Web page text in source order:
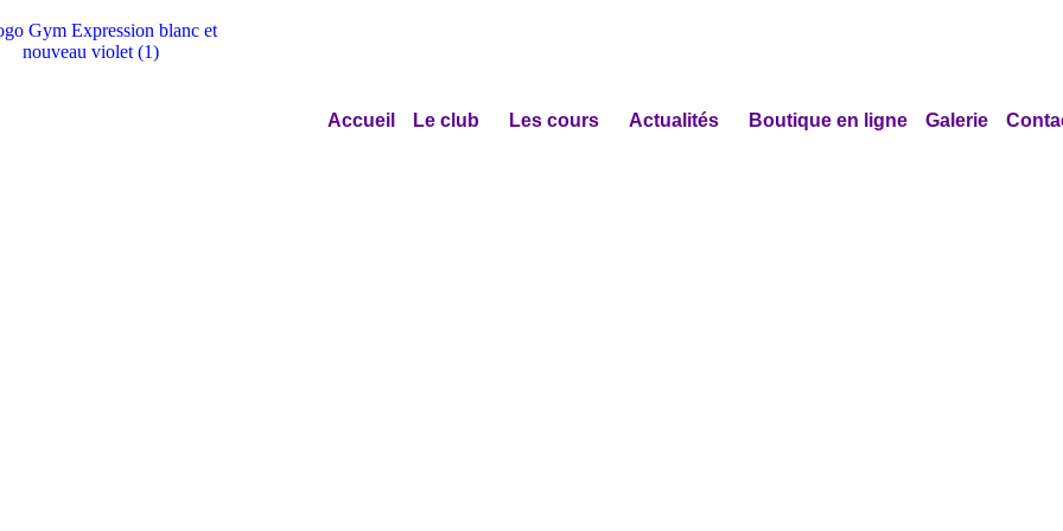
Accueil Le club Les cours Actualités Boutique en ligne Galerie